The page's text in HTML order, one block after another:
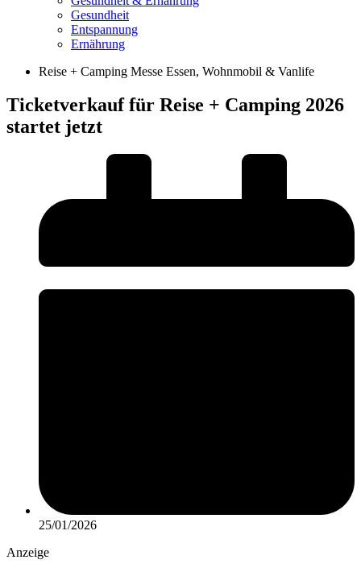
Gesundheit
Entspannung
Ernährung
Reise + Camping Messe Essen, Wohnmobil & Vanlife
Ticketverkauf für Reise + Camping 2026
startet jetzt
25/01/2026
Anzeige